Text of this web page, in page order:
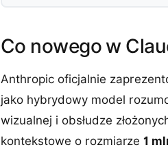
Co nowego w
Anthropic oficjalnie
jako hybrydowy model
wizualnej i obsłudze
kontekstowe o rozmiarze 1